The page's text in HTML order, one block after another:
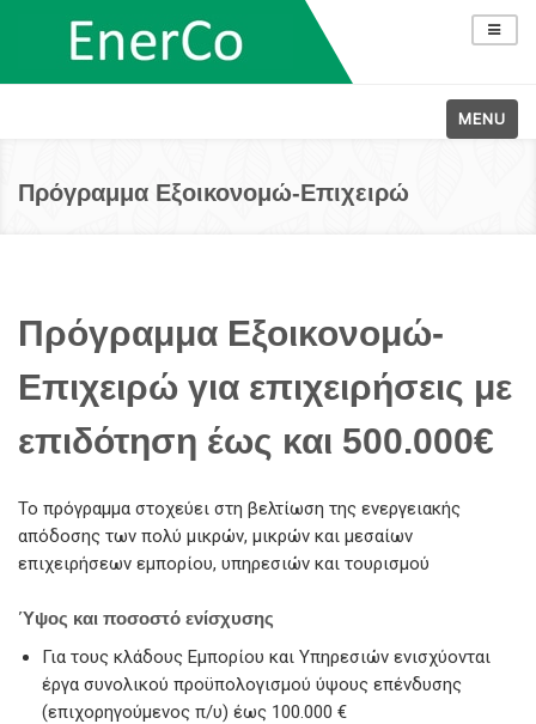
MENU
Πρόγραμμα Εξοικονομώ-Επιχειρώ
Πρόγραμμα Εξοικονομώ-
Επιχειρώ για επιχειρήσεις με
επιδότηση έως και 500.000€
Το πρόγραμμα στοχεύει στη βελτίωση της ενεργειακής
απόδοσης των πολύ μικρών, μικρών και μεσαίων
επιχειρήσεων εμπορίου, υπηρεσιών και τουρισμού
Ύψος και ποσοστό ενίσχυσης
Για τους κλάδους Εμπορίου και Υπηρεσιών ενισχύονται
έργα συνολικού προϋπολογισμού ύψους επένδυσης
(επιχορηγούμενος π/υ) έως 100.000 €